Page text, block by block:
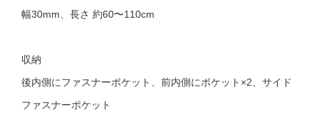
幅30mm、長さ 約60〜110cm
収納
後内側にファスナーポケット、前内側にポケット×2、サイド
ファスナーポケット